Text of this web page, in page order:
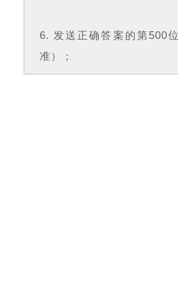
6. 发送正确答案的第500
准）；